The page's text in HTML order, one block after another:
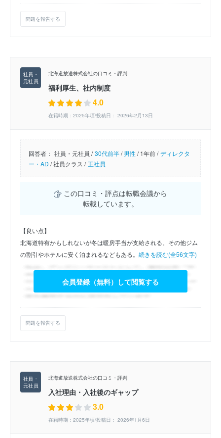
問題を報告する
北海道放送株式会社の口コミ・評判
福利厚生、社内制度
4.0
在籍時期：2025年頃/投稿日： 2026年2月13日
回答者： 社員・元社員 / 30代前半/男性/1年前 / ディレクタ
ー・AD /社員クラス / 正社員
この口コミ・評点は転職会議から
転載しています。
【良い点】
北海道特有かもしれないが冬は暖房手当が支給される。その他ジム
の割引やホテルに安く泊まれるなどもある。 続きを読む(全56文字)
会員登録（無料）して閲覧する
問題を報告する
北海道放送株式会社の口コミ・評判
入社理由・入社後のギャップ
3.0
在籍時期：2025年頃/投稿日： 2026年1月6日